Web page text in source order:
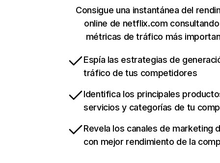
Consigue una instantánea del
online de netflix.com
métricas de tráfico más
Espía las estrategias de
tráfico de tus competidores
Identifica los principales
servicios y categorías de tu
Revela los canales de marketing
con mejor rendimiento de la